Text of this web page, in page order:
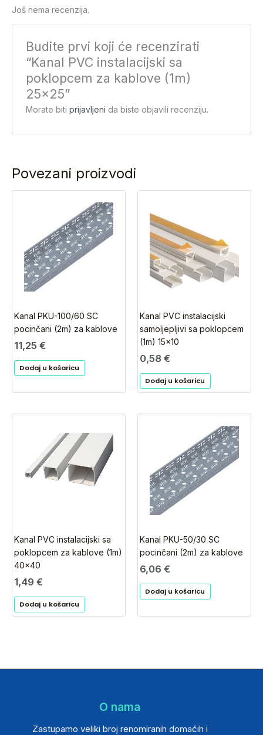
Još nema recenzija.
Budite prvi koji će recenzirati
“Kanal PVC instalacijski sa
poklopcem za kablove (1m)
25×25”
Morate bitiprijavljeni da biste objavili recenziju.
Povezani proizvodi
Kanal PKU-100/60 SC
pocinčani (2m) za kablove
11,25 €
Dodaj u košaricu
Kanal PVC instalacijski
samoljepljivi sa poklopcem
(1m) 15×10
0,58 €
Dodaj u košaricu
Kanal PVC instalacijski sa
poklopcem za kablove (1m)
40×40
1,49 €
Dodaj u košaricu
Kanal PKU-50/30 SC
pocinčani (2m) za kablove
6,06 €
Dodaj u košaricu
O nama
Zastupamo veliki broj renomiranih domaćih i